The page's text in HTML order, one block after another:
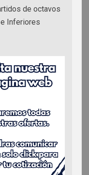
de octavos
Inferiores